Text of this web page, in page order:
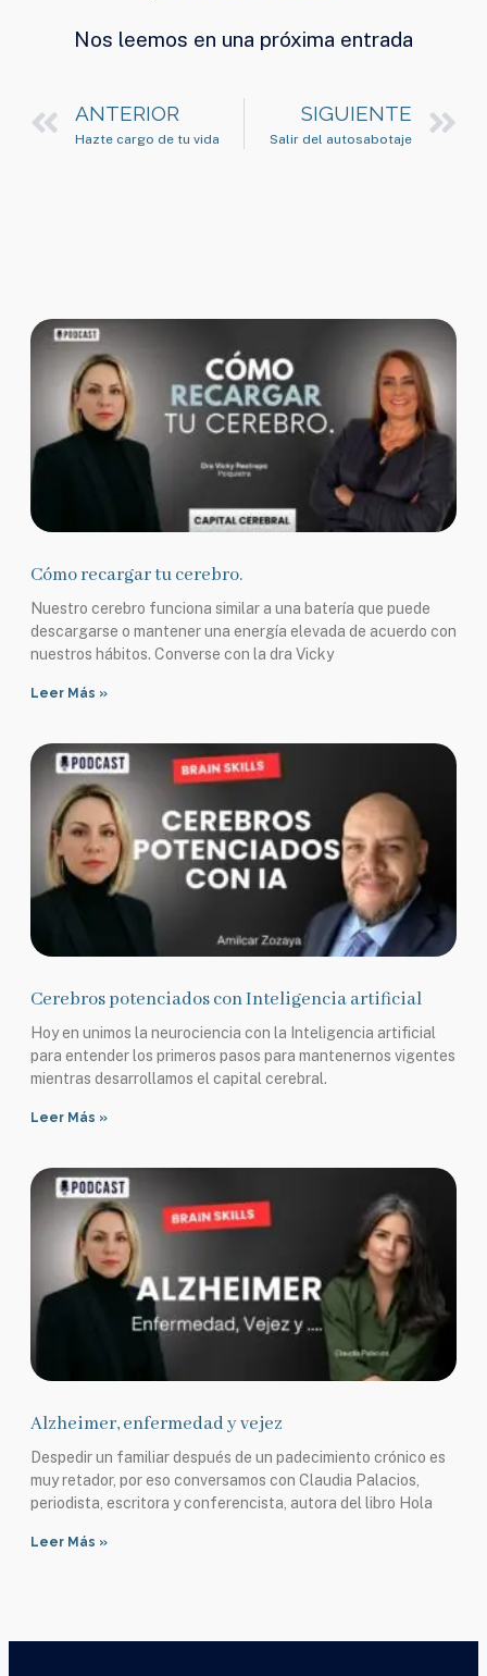
Nos leemos en una próxima entrada
ANTERIOR
Hazte cargo de tu vida
SIGUIENTE
Salir del autosabotaje
Cómo recargar tu cerebro.
Nuestro cerebro funciona similar a una batería que puede
descargarse o mantener una energía elevada de acuerdo con
nuestros hábitos. Converse con la dra Vicky
Leer Más »
Cerebros potenciados con Inteligencia artificial
Hoy en unimos la neurociencia con la Inteligencia artificial
para entender los primeros pasos para mantenernos vigentes
mientras desarrollamos el capital cerebral.
Leer Más »
Alzheimer, enfermedad y vejez
Despedir un familiar después de un padecimiento crónico es
muy retador, por eso conversamos con Claudia Palacios,
periodista, escritora y conferencista, autora del libro Hola
Leer Más »